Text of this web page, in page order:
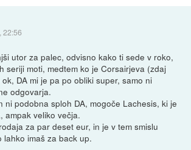
22:56
utor za palec, odvisno kako ti sede v roko,
seriji moti, medtem ko je Corsairjeva (zdaj
DA mi je pa po obliki super, samo ni
odgovarja.
ni podobna sploh DA, mogoče Lachesis, ki je
ampak veliko večja.
za par deset eur, in je v tem smislu
lahko imaš za back up.